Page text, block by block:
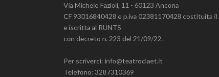
Via Michele Fazioli, 11 - 60123 Ancona
CF 93016840428 e p.iva 02381170428 costituita
e iscritta al RUNTS
con decreto n. 223 del 21/09/22.
Per scriverci: info@teatroclaet.it
Telefono: 3287310369